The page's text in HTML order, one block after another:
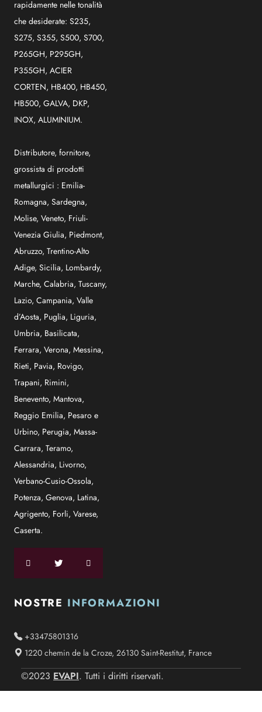
rapidamente nelle tonalità
che desiderate: S235,
S275, S355, S500, S700,
P265GH, P295GH,
P355GH, ACIER
CORTEN, HB400, HB450,
HB500, GALVA, DKP,
INOX, ALUMINIUM.
Distributore, fornitore,
grossista di prodotti
metallurgici : Emilia-
Romagna, Sardegna,
Molise, Veneto, Friuli-
Venezia Giulia, Piedmont,
Abruzzo, Trentino-Alto
Adige, Sicilia, Lombardy,
Marche, Calabria, Tuscany,
Lazio, Campania, Valle
d’Aosta, Puglia, Liguria,
Umbria, Basilicata,
Ferrara, Verona, Messina,
Rieti, Pavia, Rovigo,
Trapani, Rimini,
Benevento, Mantova,
Reggio Emilia, Pesaro e
Urbino, Perugia, Massa-
Carrara, Teramo,
Alessandria, Livorno,
Verbano-Cusio-Ossola,
Potenza, Genova, Latina,
Agrigento, Forli, Varese,
Caserta.
NOSTRE INFORMAZIONI
+33475801316
1220 chemin de la Croze, 26130 Saint-Restitut, France
©2023 EVAPI. Tutti i diritti riservati.